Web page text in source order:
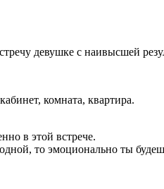
девушке с наивысшей
комната, квартира.
в этой встрече.
то эмоционально ты